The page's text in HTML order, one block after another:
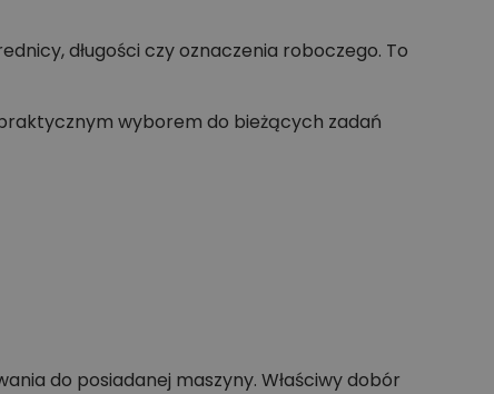
długości czy oznaczenia roboczego. To
wyborem do bieżących zadań
do posiadanej maszyny. Właściwy dobór